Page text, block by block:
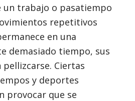
un trabajo o pasatiempo
repetitivos
en una
demasiado tiempo, sus
Ciertas
y deportes
provocar que se